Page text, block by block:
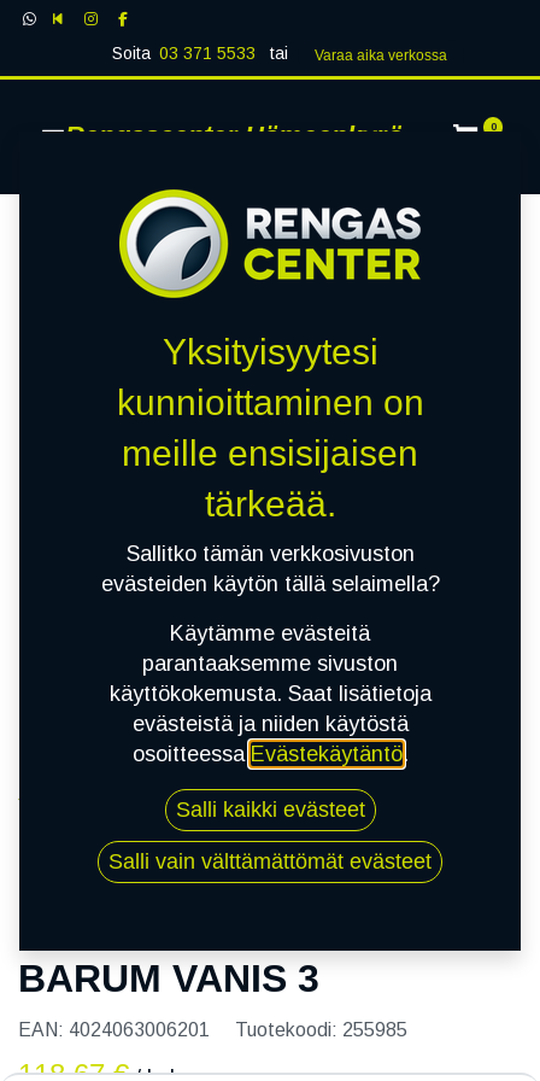
Soita 03 371 5533 tai Varaa aika verk​​​​ossa
Rengascenter Hämeenkyrö 0
195/65R16C 104/102T BARUM VANIS 3
BARUM VANIS 3
EAN: 4024063006201 Tuotekoodi: 255985
118,67€
Yksityisyytesi
kunnioittaminen on
meille ensisijaisen
tärkeää.
Sallitko tämän verkkosivuston
evästeiden käytön tällä selaimella?
Käytämme evästeitä
parantaaksemme sivuston
käyttökokemusta. Saat lisätietoja
evästeistä ja niiden käytöstä
osoitteessa Evästekäytäntö.
Salli kaikki evästeet
Salli vain välttämättömät evästeet